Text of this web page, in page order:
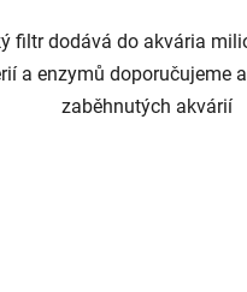
filtr dodává do akvária
a enzymů doporučujeme
zaběhnutých akvárií